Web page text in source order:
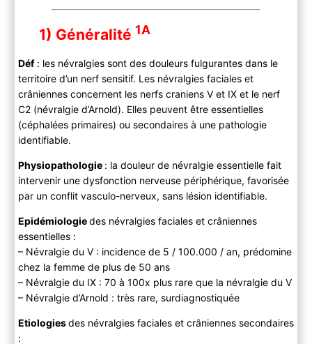
1) Généralité 1A
Déf: les névralgies sont des douleurs fulgurantes dans le
territoire d’un nerf sensitif. Les névralgies faciales et
crâniennes concernent les nerfs craniens V et IX et le nerf
C2 (névralgie d’Arnold). Elles peuvent être essentielles
(céphalées primaires) ou secondaires à une pathologie
identifiable.
Physiopathologie : la douleur de névralgie essentielle fait
intervenir une dysfonction nerveuse périphérique, favorisée
par un conflit vasculo-nerveux, sans lésion identifiable.
Epidémiologiedes névralgies faciales et crâniennes
essentielles :
– Névralgie du V : incidence de 5 / 100.000 / an, prédomine
chez la femme de plus de 50 ans
– Névralgie du IX : 70 à 100x plus rare que la névralgie du V
– Névralgie d’Arnold : très rare, surdiagnostiquée
Etiologiesdes névralgies faciales et crâniennes secondaires
: